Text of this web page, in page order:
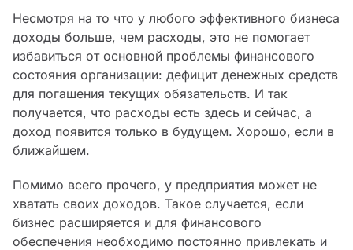
Несмотря на то что у любого эффективного бизнеса
доходы больше, чем расходы, это не помогает
избавиться от основной проблемы финансового
состояния организации: дефицит денежных средств
для погашения текущих обязательств. И так
получается, что расходы есть здесь и сейчас, а
доход появится только в будущем. Хорошо, если в
ближайшем.
Помимо всего прочего, у предприятия может не
хватать своих доходов. Такое случается, если
бизнес расширяется и для финансового
обеспечения необходимо постоянно привлекать и